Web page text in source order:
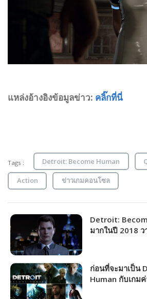
แหล่งอ้างอิงข้อมูลข่าว: คลิ๊กที่นี่
Tags : Detroit: Become Human
Action ข่าวเกมคอนโซล
Detroit:
มากในปี 2018 ว
ก่อนที่จะมาเป็น
Human กับเกม